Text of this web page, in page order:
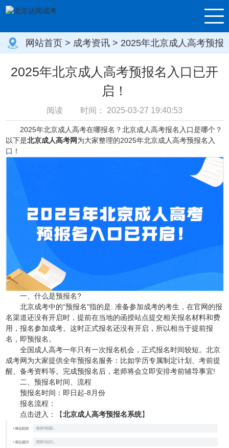
网站首页 > 成考资讯 > 2025年北京成人高考预报
名入口已开启！
2025年北京成人高考预报名入口已开
启！
阅读 时间： 2025-03-27 19:40:53
2025年北京成人高考在哪报名？北京成人高考报名入口是哪个？
以下是北京成人高考网为大家整理的2025年北京成人高考预报名入
口！
一、什么是预报名?
北京成考中的“预报名"指的是: 准备参加成考的考生，在官网的报
名渠道还没有开启时，提前在当地的函授站点提交相关报名材料和费
用，报名参加成考。这时正式报名还没有开启，所以相当于提前报
名，即预报名。
全国成人高考一年只有一次报名机会，正式报名时间较短。北京
成考网为大家提供全年预报名服务：比如学历专属制定计划、考前提
醒、备考资料等。完成预报名后，老师将会立即安排考前辅导事宜!
二、预报名时间、流程
预报名时间：即日起-8月份
报名流程：
点击进入：【北京成人高考预报名系统】